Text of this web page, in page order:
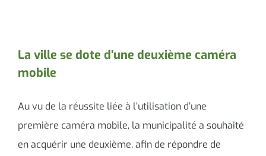
Culture et loisirs
Social & solidarité
Contacter le maire
La ville se dote d’une deuxième caméra
mobile
Au vu de la réussite liée à l’utilisation d’une
première caméra mobile, la municipalité a souhaité
en acquérir une deuxième, afin de répondre de